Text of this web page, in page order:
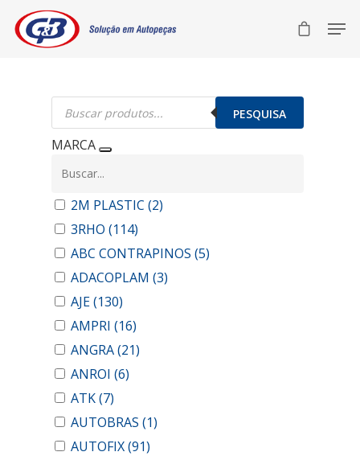
Pesquisar
produtos PESQUISA
MARCA
2M PLASTIC (2)
3RHO (114)
ABC CONTRAPINOS (5)
ADACOPLAM (3)
AJE(130)
AMPRI (16)
ANGRA(21)
ANROI (6)
ATK(7)
AUTOBRAS (1)
AUTOFIX(91)